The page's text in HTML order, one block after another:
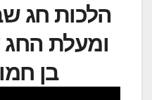
הלכות חג
ומעלת
בן